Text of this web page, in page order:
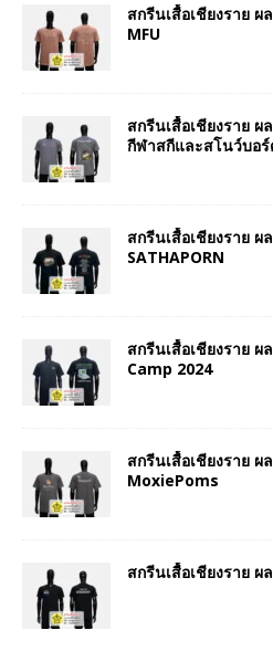
สกรีนเสื้อเชียงราย ผ
MFU
สกรีนเสื้อเชียงราย
กีฬาสกีและสโนว์บอร์
สกรีนเสื้อเชียงราย ผ
SATHAPORN
สกรีนเสื้อเชียงราย
Camp 2024
สกรีนเสื้อเชียงราย ผ
MoxiePoms
สกรีนเสื้อเชียงราย